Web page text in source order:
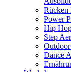
Rücken
Power
Hip
Step
Dance